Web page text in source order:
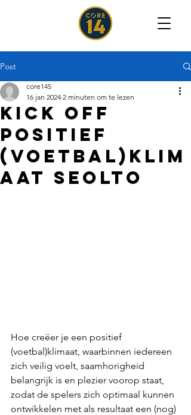
Post
kick off
positief
(voetbal)klim
aat seolto
core145
16 jan 2024 2 minuten om te lezen
Hoe creëer je een positief
(voetbal)klimaat, waarbinnen iedereen
zich veilig voelt, saamhorigheid
belangrijk is en plezier voorop staat,
zodat de spelers zich optimaal kunnen
ontwikkelen met als resultaat een (nog)